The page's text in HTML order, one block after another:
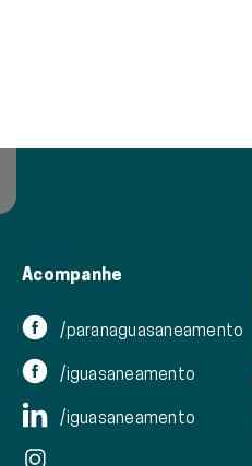
Acompanhe
/paranaguasaneamento
/iguasaneamento
/iguasaneamento